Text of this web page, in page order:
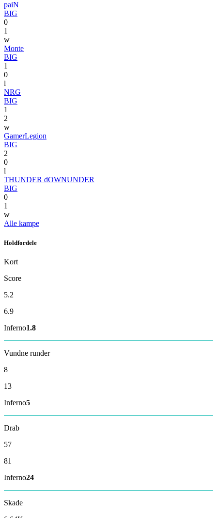
paiN
BIG
0
1
w
Monte
BIG
1
0
l
NRG
BIG
1
2
w
GamerLegion
BIG
2
0
l
THUNDER dOWNUNDER
BIG
0
1
w
Alle kampe
Holdfordele
Kort
Score
5.2
6.9
Inferno1.8
Vundne runder
8
13
Inferno5
Drab
57
81
Inferno24
Skade